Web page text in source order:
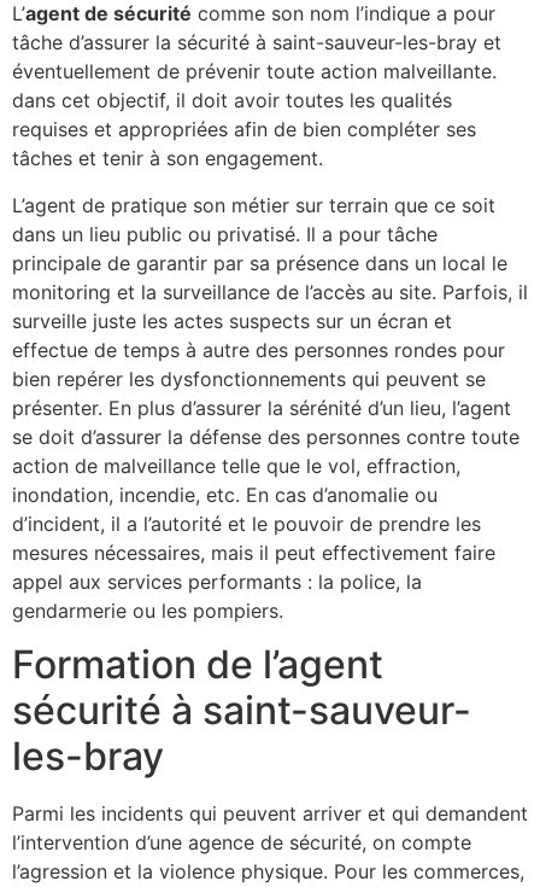
L’agent de sécurité comme son nom l’indique a pour
tâche d’assurer la sécurité à saint-sauveur-les-bray et
éventuellement de prévenir toute action malveillante.
dans cet objectif, il doit avoir toutes les qualités
requises et appropriées afin de bien compléter ses
tâches et tenir à son engagement.
L’agent de pratique son métier sur terrain que ce soit
dans un lieu public ou privatisé. Il a pour tâche
principale de garantir par sa présence dans un local le
monitoring et la surveillance de l’accès au site. Parfois, il
surveille juste les actes suspects sur un écran et
effectue de temps à autre des personnes rondes pour
bien repérer les dysfonctionnements qui peuvent se
présenter. En plus d’assurer la sérénité d’un lieu, l’agent
se doit d’assurer la défense des personnes contre toute
action de malveillance telle que le vol, effraction,
inondation, incendie, etc. En cas d’anomalie ou
d’incident, il a l’autorité et le pouvoir de prendre les
mesures nécessaires, mais il peut effectivement faire
appel aux services performants : la police, la
gendarmerie ou les pompiers.
Formation de l’agent
sécurité à saint-sauveur-
les-bray
Parmi les incidents qui peuvent arriver et qui demandent
l’intervention d’une agence de sécurité, on compte
l’agression et la violence physique. Pour les commerces,